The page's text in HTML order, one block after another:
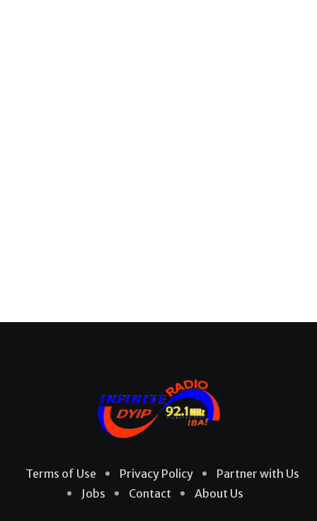
Terms of Use Privacy Policy
Partner with Us
Jobs
Contact About Us